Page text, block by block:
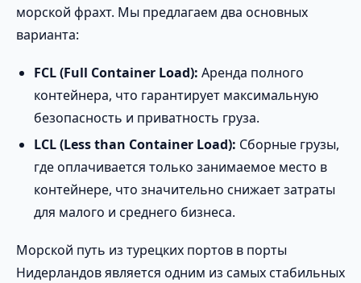
морской фрахт. Мы предлагаем два основных
варианта:
FCL (Full Container Load): Аренда полного
контейнера, что гарантирует максимальную
безопасность и приватность груза.
LCL (Less than Container Load): Сборные грузы,
где оплачивается только занимаемое место в
контейнере, что значительно снижает затраты
для малого и среднего бизнеса.
Морской путь из турецких портов в порты
Нидерландов является одним из самых стабильных